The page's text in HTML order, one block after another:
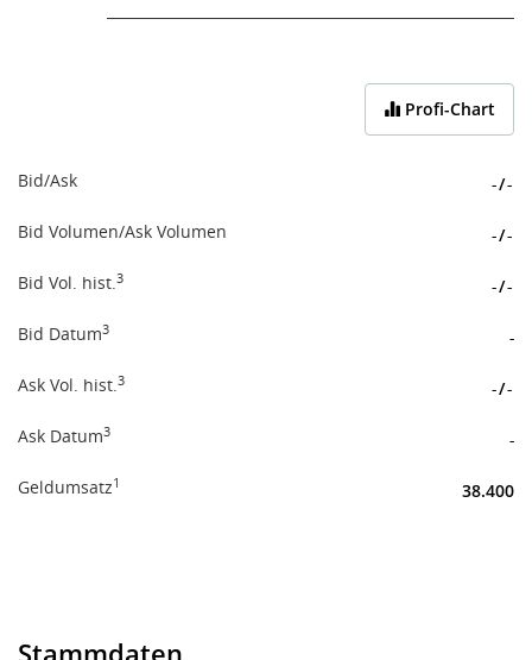
Profi-Chart
Bid/Ask -/-
Bid Volumen/Ask Volumen -/-
Bid Vol. hist.3 -/-
Bid Datum3 -
Ask Vol. hist.3 -/-
Ask Datum3 -
Geldumsatz1 38.400
Stammdaten